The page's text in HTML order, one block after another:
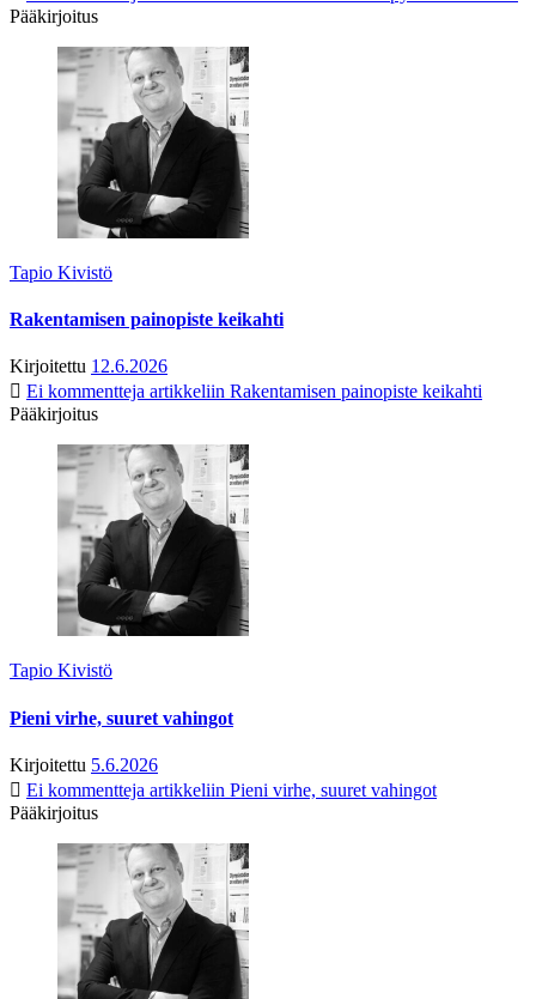
Pääkirjoitus
Tapio Kivistö
Rakentamisen painopiste keikahti
Kirjoitettu 12.6.2026
Ei kommentteja artikkeliin Rakentamisen painopiste keikahti
Pääkirjoitus
Tapio Kivistö
Pieni virhe, suuret vahingot
Kirjoitettu 5.6.2026
Ei kommentteja artikkeliin Pieni virhe, suuret vahingot
Pääkirjoitus